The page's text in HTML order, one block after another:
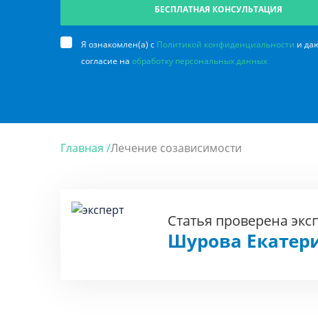
БЕСПЛАТНАЯ КОНСУЛЬТАЦИЯ
Я ознакомлен(а) с Политикой конфиденциальности и
согласие на обработку персональных данных
Главная /Лечение созависимости
Статья проверена
Шурова